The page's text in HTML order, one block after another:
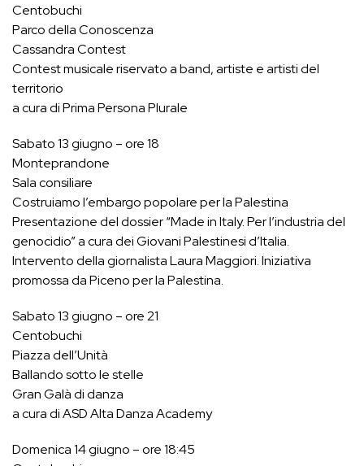
Centobuchi
Parco della Conoscenza
Cassandra Contest
Contest musicale riservato a band, artiste e artisti del
territorio
a cura di Prima Persona Plurale
Sabato 13 giugno – ore 18
Monteprandone
Sala consiliare
Costruiamo l’embargo popolare per la Palestina
Presentazione del dossier “Made in Italy. Per l’industria del
genocidio” a cura dei Giovani Palestinesi d’Italia.
Intervento della giornalista Laura Maggiori. Iniziativa
promossa da Piceno per la Palestina.
Sabato 13 giugno – ore 21
Centobuchi
Piazza dell’Unità
Ballando sotto le stelle
Gran Galà di danza
a cura di ASD Alta Danza Academy
Domenica 14 giugno – ore 18:45